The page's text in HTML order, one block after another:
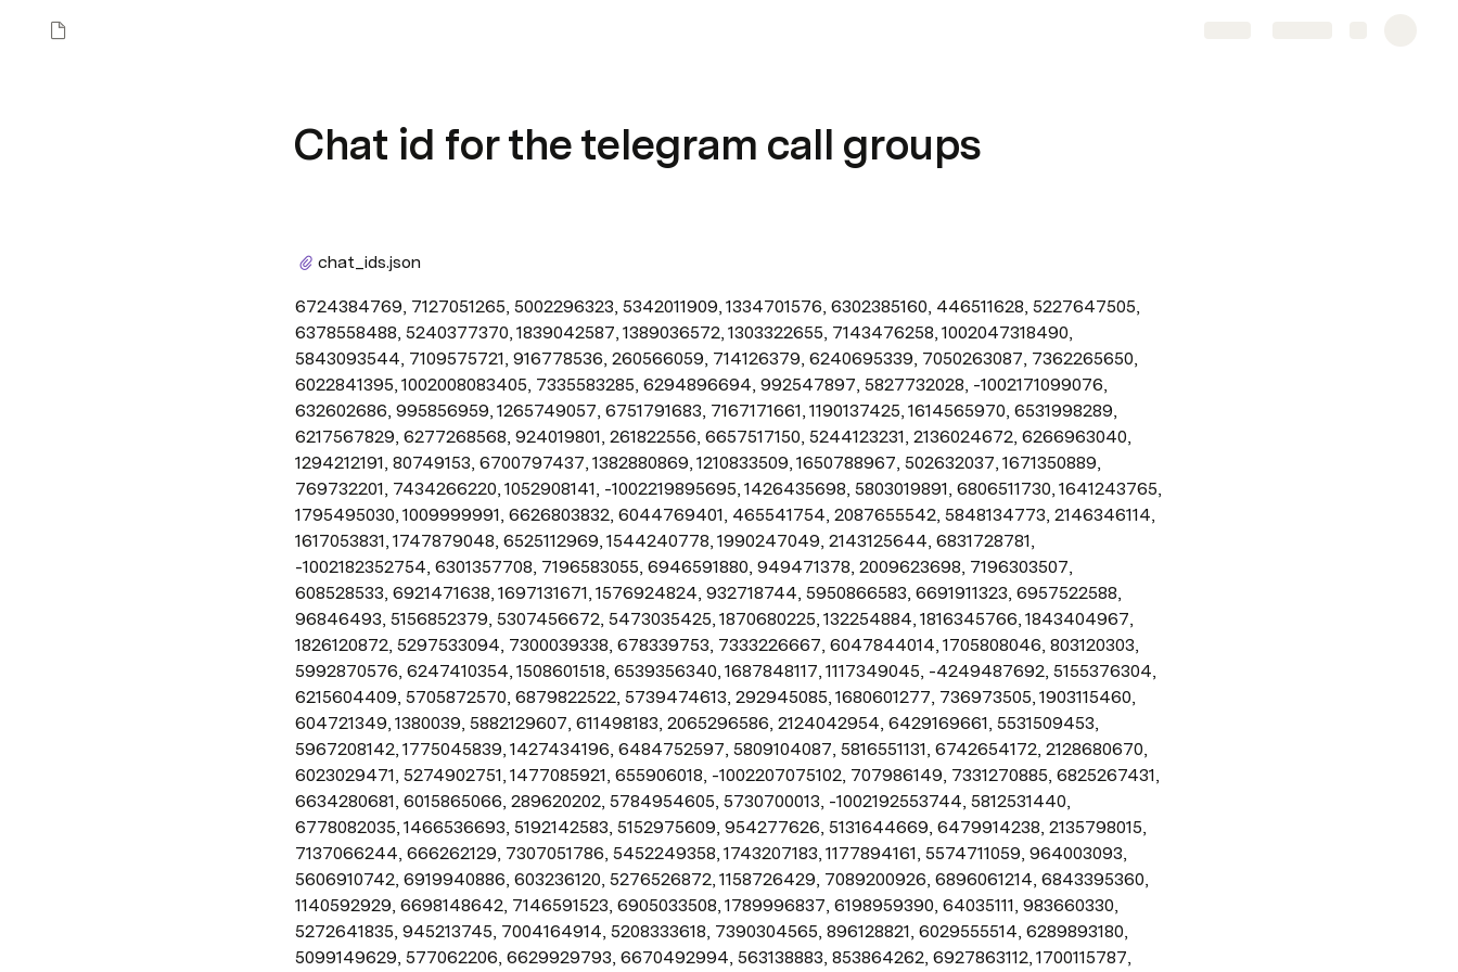
Chat id for the telegram call groups
chat_ids.json
6724384769, 7127051265, 5002296323, 5342011909, 1334701576, 6302385160, 446511628, 5227647505,
6378558488, 5240377370, 1839042587, 1389036572, 1303322655, 7143476258, 1002047318490,
5843093544, 7109575721, 916778536, 260566059, 714126379, 6240695339, 7050263087, 7362265650,
6022841395, 1002008083405, 7335583285, 6294896694, 992547897, 5827732028, -1002171099076,
632602686, 995856959, 1265749057, 6751791683, 7167171661, 1190137425, 1614565970, 6531998289,
6217567829, 6277268568, 924019801, 261822556, 6657517150, 5244123231, 2136024672, 6266963040,
1294212191, 80749153, 6700797437, 1382880869, 1210833509, 1650788967, 502632037, 1671350889,
769732201, 7434266220, 1052908141, -1002219895695, 1426435698, 5803019891, 6806511730, 1641243765,
1795495030, 1009999991, 6626803832, 6044769401, 465541754, 2087655542, 5848134773, 2146346114,
1617053831, 1747879048, 6525112969, 1544240778, 1990247049, 2143125644, 6831728781,
-1002182352754, 6301357708, 7196583055, 6946591880, 949471378, 2009623698, 7196303507,
608528533, 6921471638, 1697131671, 1576924824, 932718744, 5950866583, 6691911323, 6957522588,
96846493, 5156852379, 5307456672, 5473035425, 1870680225, 132254884, 1816345766, 1843404967,
1826120872, 5297533094, 7300039338, 678339753, 7333226667, 6047844014, 1705808046, 803120303,
5992870576, 6247410354, 1508601518, 6539356340, 1687848117, 1117349045, -4249487692, 5155376304,
6215604409, 5705872570, 6879822522, 5739474613, 292945085, 1680601277, 736973505, 1903115460,
604721349, 1380039, 5882129607, 611498183, 2065296586, 2124042954, 6429169661, 5531509453,
5967208142, 1775045839, 1427434196, 6484752597, 5809104087, 5816551131, 6742654172, 2128680670,
6023029471, 5274902751, 1477085921, 655906018, -1002207075102, 707986149, 7331270885, 6825267431,
6634280681, 6015865066, 289620202, 5784954605, 5730700013, -1002192553744, 5812531440,
6778082035, 1466536693, 5192142583, 5152975609, 954277626, 5131644669, 6479914238, 2135798015,
7137066244, 666262129, 7307051786, 5452249358, 1743207183, 1177894161, 5574711059, 964003093,
5606910742, 6919940886, 603236120, 5276526872, 1158726429, 7089200926, 6896061214, 6843395360,
1140592929, 6698148642, 7146591523, 6905033508, 1789996837, 6198959390, 64035111, 983660330,
5272641835, 945213745, 7004164914, 5208333618, 7390304565, 896128821, 6029555514, 6289893180,
5099149629, 577062206, 6629929793, 6670492994, 563138883, 853864262, 6927863112, 1700115787,